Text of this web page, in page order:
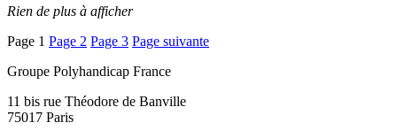
Rien de plus à afficher
Pagination
des
publications
Page 1 Page 2 Page 3 Page suivante
Groupe Polyhandicap France
11 bis rue Théodore de Banville
75017 Paris